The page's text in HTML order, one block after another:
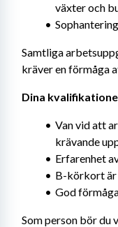
växter och
Sophantering
Samtliga
kräver en förmåga
Dina
Van vid att
krävande
Erfarenhet
B-körkort
God
Som person bör du